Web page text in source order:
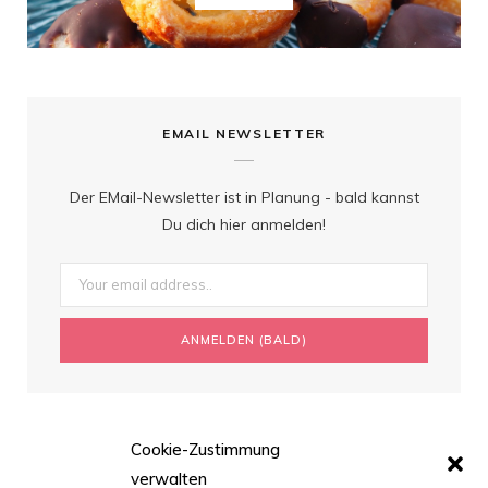
Cookie-Zustimmung
verwalten
EMAIL NEWSLETTER
Der EMail-Newsletter ist in Planung - bald kannst
Du dich hier anmelden!